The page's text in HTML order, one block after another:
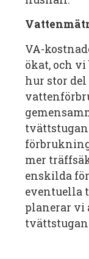
VA-
ökat, och
hur stor
mer
enskilda
eventuella
planerar vi